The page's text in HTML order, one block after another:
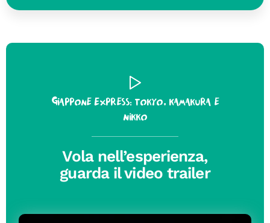
Giappone Express: Tokyo, Kamakura e
Nikko
Vola nell’esperienza,
guarda il video trailer